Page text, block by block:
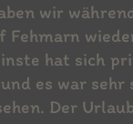
wir
Fehmarn
hat sich
es war sehr
Der